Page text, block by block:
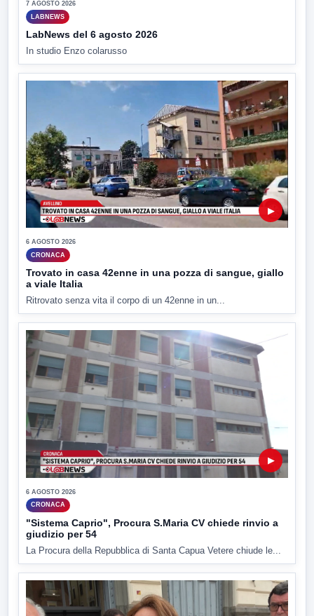
7 AGOSTO 2026
LABNEWS
LabNews del 6 agosto 2026
In studio Enzo colarusso
▶
6 AGOSTO 2026
CRONACA
Trovato in casa 42enne in una pozza di sangue, giallo
a viale Italia
Ritrovato senza vita il corpo di un 42enne in un...
▶
6 AGOSTO 2026
CRONACA
"Sistema Caprio", Procura S.Maria CV chiede rinvio a
giudizio per 54
La Procura della Repubblica di Santa Capua Vetere chiude le...